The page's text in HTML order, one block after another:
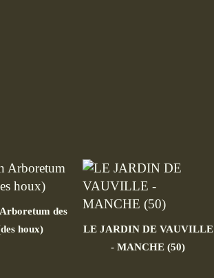
des
houx)
LE JARDIN DE VAUVILLE
- MANCHE (50)